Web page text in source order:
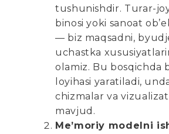
tushunishdir. Turar-
binosi yoki sanoat
— biz maqsadni,
uchastka
olamiz. Bu bosqichda
loyihasi yaratiladi,
chizmalar va
mavjud.
Me’moriy modelni